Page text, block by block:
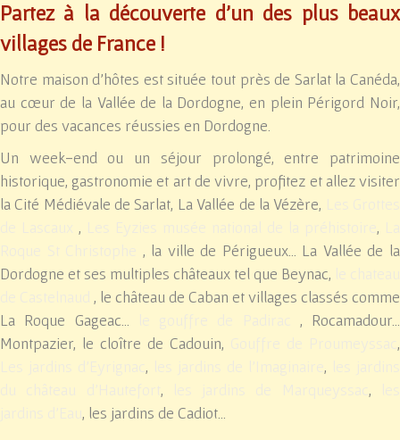
Partez à la découverte d’un des plus beaux
villages de France !
Notre maison d'hôtes est située tout près de Sarlat la Canéda,
au cœur de la Vallée de la Dordogne, en plein Périgord Noir,
pour des vacances réussies en Dordogne.
Un week-end ou un séjour prolongé, entre patrimoine
historique, gastronomie et art de vivre, profitez et allez visiter
la Cité Médiévale de Sarlat, La Vallée de la Vézère,
, ,
, la ville de Périgueux... La Vallée de la
Dordogne et ses multiples châteaux tel que Beynac,
, le château de Caban et villages classés comme
La Roque Gageac...
, Rocamadour...
Montpazier, le cloître de Cadouin,
,
, ,
, ,
, les jardins de Cadiot...